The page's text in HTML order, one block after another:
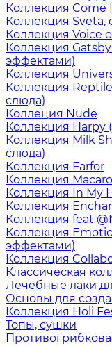
Коллекция Come
Коллекция Sveta,
Коллекция Voice
Коллекция
эффектами)
Коллекция
Коллекция
слюда)
Коллеция Nude
Коллекция Harpy
Коллекция Milk
слюда)
Коллекция Farfor
Коллекция
Коллекция In My
Коллекция
Коллекция feat
Коллекция
эффектами)
Коллекция
Классическая
Лечебные лаки
Основы для
Коллекция Holi
Топы, сушки